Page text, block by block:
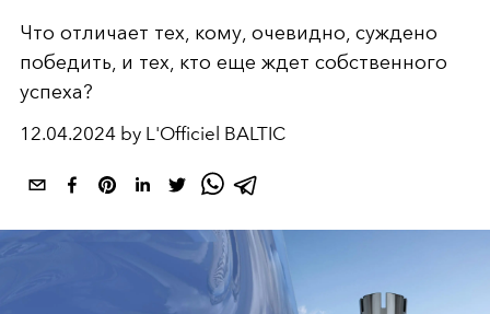
Что отличает тех, кому, очевидно, суждено
победить, и тех, кто еще ждет собственного
успеха?
12.04.2024 by L'Officiel BALTIC